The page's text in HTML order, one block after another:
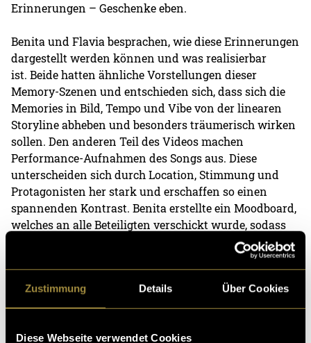
Zustimmung Details Über Cookies
Diese Webseite verwendet Cookies
Erinnerungen – Geschenke eben.
Benita und Flavia besprachen, wie diese Erinnerungen
dargestellt werden können und was realisierbar
ist. Beide hatten ähnliche Vorstellungen dieser
Memory-Szenen und entschieden sich, dass sich die
Memories in Bild, Tempo und Vibe von der linearen
Storyline abheben und besonders träumerisch wirken
sollen. Den anderen Teil des Videos machen
Performance-Aufnahmen des Songs aus. Diese
unterscheiden sich durch Location, Stimmung und
Protagonisten her stark und erschaffen so einen
spannenden Kontrast. Benita erstellte ein Moodboard,
welches an alle Beteiligten verschickt wurde, sodass